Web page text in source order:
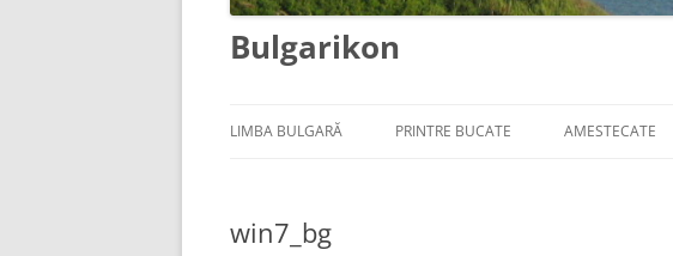
Bulgarikon
LIMBA BULGARĂ PRINTRE BUCATE AMESTECATE
win7_bg